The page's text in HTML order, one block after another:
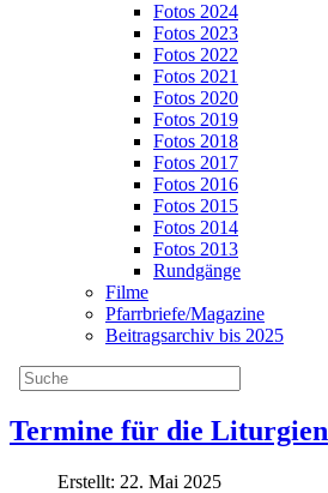
Fotos 2024
Fotos 2023
Fotos 2022
Fotos 2021
Fotos 2020
Fotos 2019
Fotos 2018
Fotos 2017
Fotos 2016
Fotos 2015
Fotos 2014
Fotos 2013
Rundgänge
Filme
Pfarrbriefe/Magazine
Beitragsarchiv bis 2025
Termine für die Liturgien
Erstellt: 22. Mai 2025